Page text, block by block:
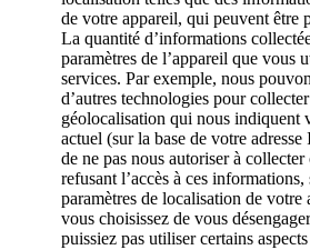
de votre appareil, qui peuvent être
La quantité d’informations
paramètres de l’appareil que vous
services. Par exemple, nous
d’autres technologies pour
géolocalisation qui nous indiquent
actuel (sur la base de votre
de ne pas nous autoriser à
refusant l’accès à ces
paramètres de localisation de votre
vous choisissez de vous
puissiez pas utiliser certains